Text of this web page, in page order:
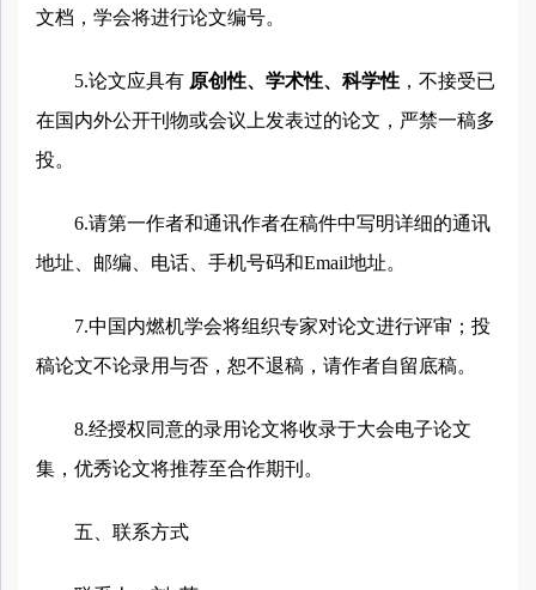
文档，学会将进行论文编号。
5.论文应具有 原创性、学术性、科学性 ，不接受已
在国内外公开刊物或会议上发表过的论文，严禁一稿多
投。
6.请第一作者和通讯作者在稿件中写明详细的通讯
地址、邮编、电话、手机号码和Email地址。
7.中国内燃机学会将组织专家对论文进行评审；投
稿论文不论录用与否，恕不退稿，请作者自留底稿。
8.经授权同意的录用论文将收录于大会电子论文
集，优秀论文将推荐至合作期刊。
五、联系方式